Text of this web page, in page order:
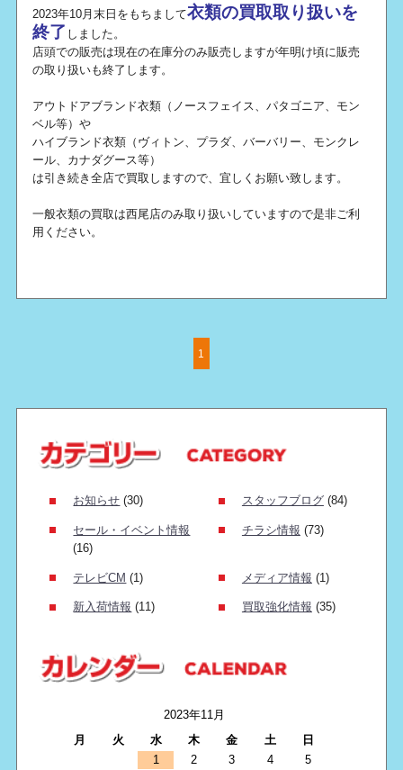
2023年10月末日をもちまして衣類の買取取り扱いを
終了 しました。
店頭での販売は現在の在庫分のみ販売しますが年明け頃に販売
の取り扱いも終了します。
アウトドアブランド衣類（ノースフェイス、パタゴニア、モン
ベル等）や
ハイブランド衣類（ヴィトン、プラダ、バーバリー、モンクレ
ール、カナダグース等）
は引き続き全店で買取しますので、宜しくお願い致します。
一般衣類の買取は西尾店のみ取り扱いしていますので是非ご利
用ください。
1
お知らせ (30) スタッフブログ(84)
セール・イベント情報
(16)
チラシ情報 (73)
テレビCM (1) メディア情報 (1)
新入荷情報 (11) 買取強化情報 (35)
2023年11月
月
火 水 木 金 土
日
1
2 3 4
5